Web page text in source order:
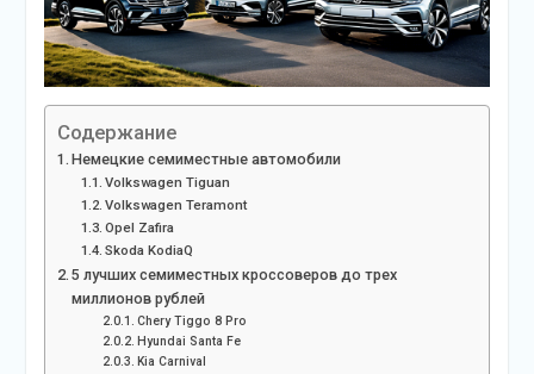
Содержание
Немецкие семиместные автомобили
Volkswagen Tiguan
Volkswagen Teramont
Opel Zafira
Skoda KodiaQ
5 лучших семиместных кроссоверов до трех
миллионов рублей
Chery Tiggo 8 Pro
Hyundai Santa Fe
Kia Carnival